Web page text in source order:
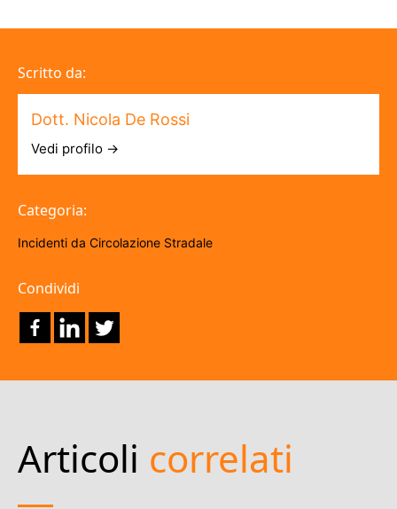
Scritto da:
Dott. Nicola De Rossi
Vedi profilo →
Categoria:
Incidenti da Circolazione Stradale
Condividi
Articoli correlati